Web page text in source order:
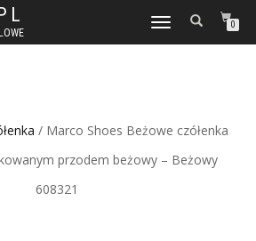
WŁĄCZ
NAWIGACJĘ
0
/ Marco Shoes Beżowe czółenka
przodem beżowy – Beżowy
608321